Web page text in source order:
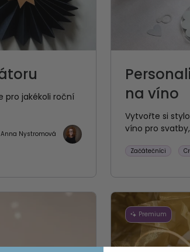
pro jakékoli roční
Anna Nystromová
na víno
Vytvořte si
víno pro
Začátečníci
Premium